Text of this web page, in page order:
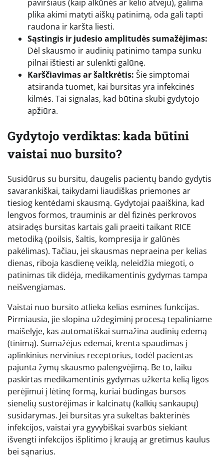
paviršiaus (kaip alkūnės ar kelio atveju), galima
plika akimi matyti aiškų patinimą, oda gali tapti
raudona ir karšta liesti.
Sąstingis ir judesio amplitudės sumažėjimas:
Dėl skausmo ir audinių patinimo tampa sunku
pilnai ištiesti ar sulenkti galūnę.
Karščiavimas ar šaltkrėtis: Šie simptomai
atsiranda tuomet, kai bursitas yra infekcinės
kilmės. Tai signalas, kad būtina skubi gydytojo
apžiūra.
Gydytojo verdiktas: kada būtini
vaistai nuo bursito?
Susidūrus su bursitu, daugelis pacientų bando gydytis
savarankiškai, taikydami liaudiškas priemones ar
tiesiog kentėdami skausmą. Gydytojai paaiškina, kad
lengvos formos, trauminis ar dėl fizinės perkrovos
atsiradęs bursitas kartais gali praeiti taikant RICE
metodiką (poilsis, šaltis, kompresija ir galūnės
pakėlimas). Tačiau, jei skausmas nepraeina per kelias
dienas, riboja kasdienę veiklą, neleidžia miegoti, o
patinimas tik didėja, medikamentinis gydymas tampa
neišvengiamas.
Vaistai nuo bursito atlieka kelias esmines funkcijas.
Pirmiausia, jie slopina uždegiminį procesą tepaliniame
maišelyje, kas automatiškai sumažina audinių edemą
(tinimą). Sumažėjus edemai, krenta spaudimas į
aplinkinius nervinius receptorius, todėl pacientas
pajunta žymų skausmo palengvėjimą. Be to, laiku
paskirtas medikamentinis gydymas užkerta kelią ligos
perėjimui į lėtinę formą, kuriai būdingas bursos
sienelių sustorėjimas ir kalcinatų (kalkių sankaupų)
susidarymas. Jei bursitas yra sukeltas bakterinės
infekcijos, vaistai yra gyvybiškai svarbūs siekiant
išvengti infekcijos išplitimo į kraują ar gretimus kaulus
bei sąnarius.